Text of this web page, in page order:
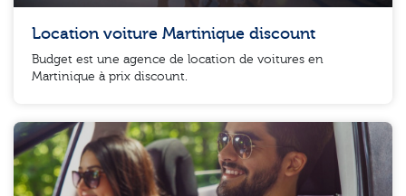
Location voiture Martinique discount
Budget est une agence de location de voitures en
Martinique à prix discount.